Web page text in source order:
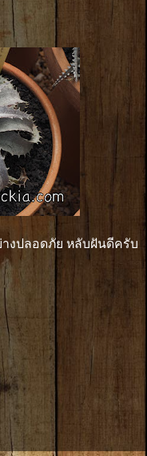
งปลอดภัย หลับฝันดีครับ